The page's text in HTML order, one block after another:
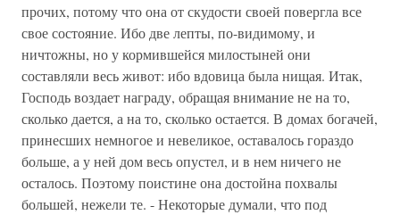
прочих, потому что она от скудости своей повергла все
свое состояние. Ибо две лепты, по-видимому, и
ничтожны, но у кормившейся милостыней они
составляли весь живот: ибо вдовица была нищая. Итак,
Господь воздает награду, обращая внимание не на то,
сколько дается, а на то, сколько остается. В домах богачей,
принесших немногое и невеликое, оставалось гораздо
больше, а у ней дом весь опустел, и в нем ничего не
осталось. Поэтому поистине она достойна похвалы
большей, нежели те. - Некоторые думали, что под